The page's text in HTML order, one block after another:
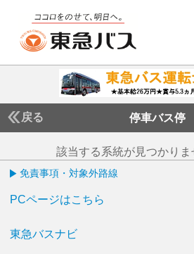
戻る 停車バス停
該当する系統が見つかりま
免責事項・対象外路線
PCページはこちら
東急バスナビ